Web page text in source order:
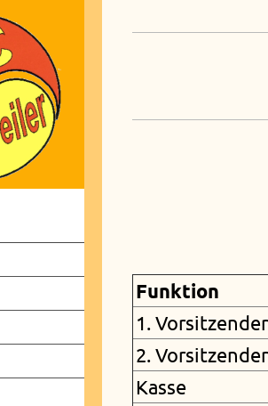
Funktion
1. Vorsitzender
2.
Kasse